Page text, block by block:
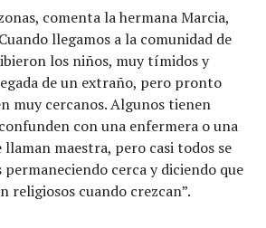
comenta la hermana Marcia,
llegamos a la comunidad de
los niños, muy tímidos y
de un extraño, pero pronto
muy cercanos. Algunos tienen
con una enfermera o una
maestra, pero casi todos se
permaneciendo cerca y diciendo que
religiosos cuando crezcan”.